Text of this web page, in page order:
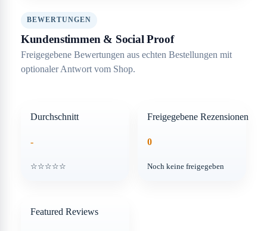
BEWERTUNGEN
Kundenstimmen & Social Proof
Freigegebene Bewertungen aus echten Bestellungen mit
optionaler Antwort vom Shop.
Durchschnitt
-
☆☆☆☆☆
Freigegebene Rezensionen
0
Noch keine freigegeben
Featured Reviews